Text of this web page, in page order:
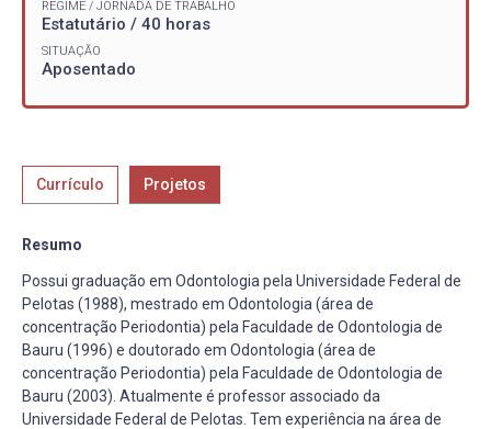
REGIME / JORNADA DE TRABALHO
Estatutário / 40 horas
SITUAÇÃO
Aposentado
Currículo Projetos
Resumo
Possui graduação em Odontologia pela Universidade Federal de
Pelotas (1988), mestrado em Odontologia (área de
concentração Periodontia) pela Faculdade de Odontologia de
Bauru (1996) e doutorado em Odontologia (área de
concentração Periodontia) pela Faculdade de Odontologia de
Bauru (2003). Atualmente é professor associado da
Universidade Federal de Pelotas. Tem experiência na área de